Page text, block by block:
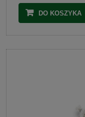
DO KOSZYKA